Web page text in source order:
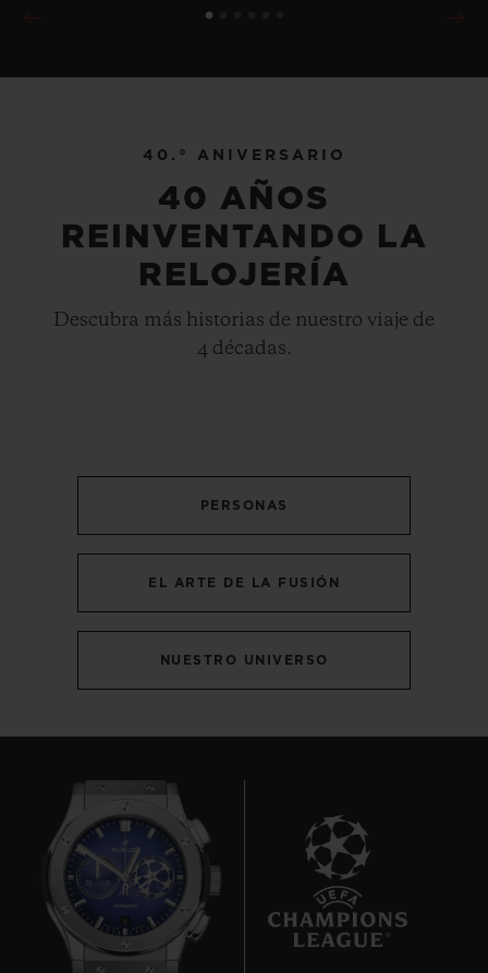
40.° ANIVERSARIO
40 AÑOS
REINVENTANDO LA
RELOJERÍA
Descubra más historias de nuestro viaje de
4 décadas.
PERSONAS
EL ARTE DE LA FUSIÓN
NUESTRO UNIVERSO